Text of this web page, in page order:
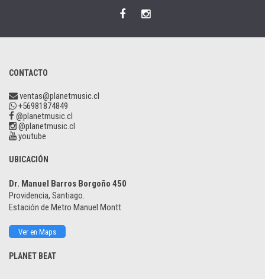
CONTACTO
ventas@planetmusic.cl
+56981874849
@planetmusic.cl
@planetmusic.cl
youtube
UBICACIÓN
Dr. Manuel Barros Borgoño 450
Providencia, Santiago.
Estación de Metro Manuel Montt
Ver en Maps
PLANET BEAT